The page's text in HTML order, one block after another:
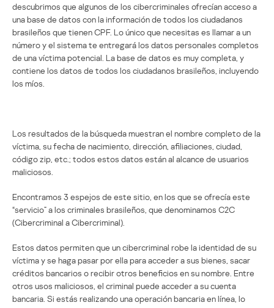
descubrimos que algunos de los cibercriminales ofrecían acceso a
una base de datos con la información de todos los ciudadanos
brasileños que tienen CPF. Lo único que necesitas es llamar a un
número y el sistema te entregará los datos personales completos
de una víctima potencial. La base de datos es muy completa, y
contiene los datos de todos los ciudadanos brasileños, incluyendo
los míos.
Los resultados de la búsqueda muestran el nombre completo de la
víctima, su fecha de nacimiento, dirección, afiliaciones, ciudad,
código zip, etc.; todos estos datos están al alcance de usuarios
maliciosos.
Encontramos 3 espejos de este sitio, en los que se ofrecía este
“servicio” a los criminales brasileños, que denominamos C2C
(Cibercriminal a Cibercriminal).
Estos datos permiten que un cibercriminal robe la identidad de su
víctima y se haga pasar por ella para acceder a sus bienes, sacar
créditos bancarios o recibir otros beneficios en su nombre. Entre
otros usos maliciosos, el criminal puede acceder a su cuenta
bancaria. Si estás realizando una operación bancaria en línea, lo